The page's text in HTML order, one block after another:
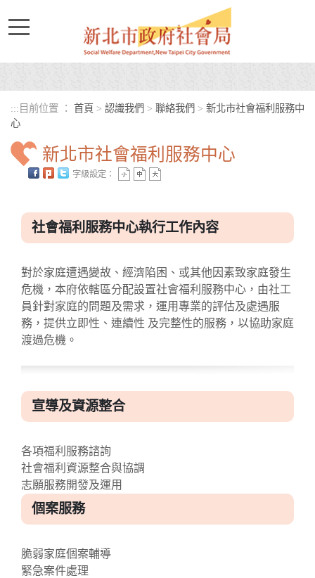
::: 目前位置 ： 首頁 > 認識我們 > 聯絡我們 > 新北市社會福利服務中
心
新北市社會福利服務中心
字級設定：
社會福利服務中心執行工作內容
對於家庭遭遇變故、經濟陷困、或其他因素致家庭發生
危機，本府依轄區分配設置社會福利服務中心，由社工
員針對家庭的問題及需求，運用專業的評估及處遇服
務，提供立即性、連續性 及完整性的服務，以協助家庭
渡過危機。
宣導及資源整合
各項福利服務諮詢
社會福利資源整合與協調
志願服務開發及運用
個案服務
脆弱家庭個案輔導
緊急案件處理